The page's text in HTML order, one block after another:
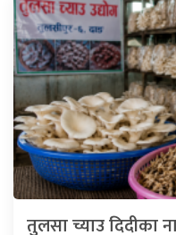
तुलसा च्याउ दिदीका